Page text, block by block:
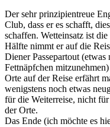
Der sehr prinzipientreue
Club, dass er es schafft,
schaffen. Wetteinsatz ist
Hälfte nimmt er auf die
Diener Passepartout
Fettnäpfchen
Orte auf der Reise erfährt
wenigstens noch etwas
für die Weiterreise, nicht
der Orte.
Das Ende (ich möchte es